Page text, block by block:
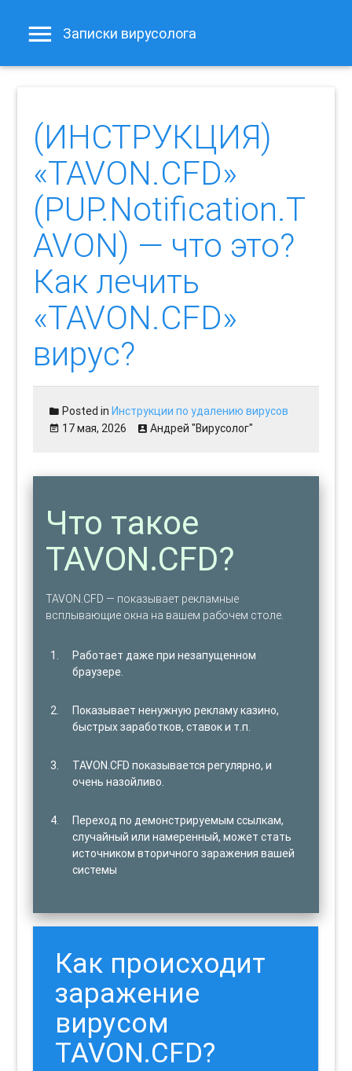
Записки вирусолога
(ИНСТРУКЦИЯ)
«TAVON.CFD»
(PUP.Notification.T
AVON) — что это?
Как лечить
«TAVON.CFD»
вирус?
Posted inИнструкции по удалению вирусов
17 мая, 2026
Андрей "Вирусолог"
Что такое
TAVON.CFD?
TAVON.CFD — показывает рекламные
всплывающие окна на вашем рабочем столе.
Работает даже при незапущенном
браузере.
Показывает ненужную рекламу казино,
быстрых заработков, ставок и т.п.
TAVON.CFD показывается регулярно, и
очень назойливо.
Переход по демонстрируемым ссылкам,
случайный или намеренный, может стать
источником вторичного заражения вашей
системы
Как происходит
заражение
вирусом
TAVON.CFD?